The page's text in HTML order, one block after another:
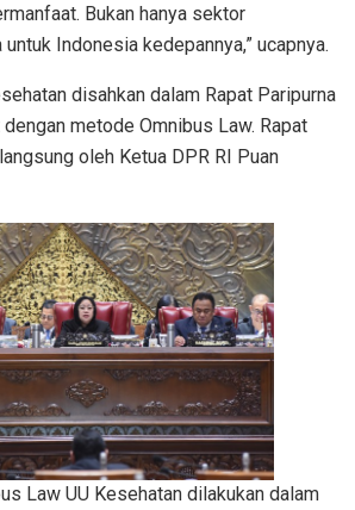
Bukan hanya sektor
Indonesia kedepannya,” ucapnya.
disahkan dalam Rapat Paripurna
dengan metode Omnibus Law. Rapat
oleh Ketua DPR RI Puan
Law UU Kesehatan dilakukan dalam